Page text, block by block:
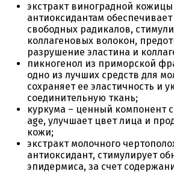
экстракт виноградной кожицы
антиоксидантам
свободных радикалов,
коллагеновых волокон,
разрушение эластина и
пикногенол из приморской
одно из лучших средств для
сохраняет ее эластичность и
соединительную ткань;
куркума – ценный компонент
age, улучшает цвет лица и
кожи;
экстракт молочного
антиоксидант, стимулирует
эпидермиса, за счет